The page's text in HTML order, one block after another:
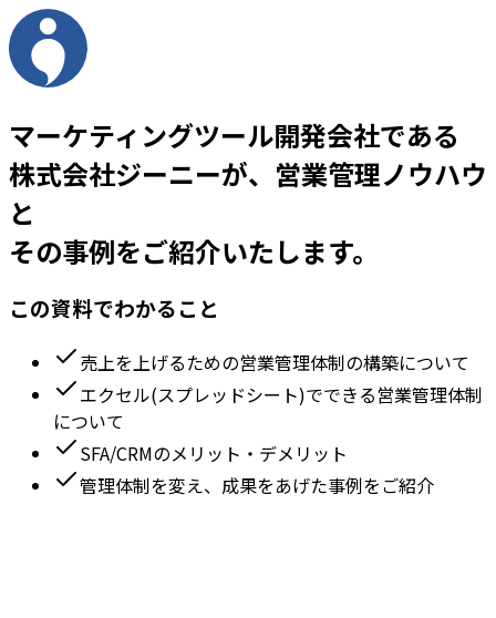
マーケティングツール開発会社である
株式会社ジーニーが、営業管理ノウハウ
と
その事例をご紹介いたします。
この資料でわかること
売上を上げるための営業管理体制の構築について
エクセル(スプレッドシート)でできる営業管理体制
について
SFA/CRMのメリット・デメリット
管理体制を変え、成果をあげた事例をご紹介